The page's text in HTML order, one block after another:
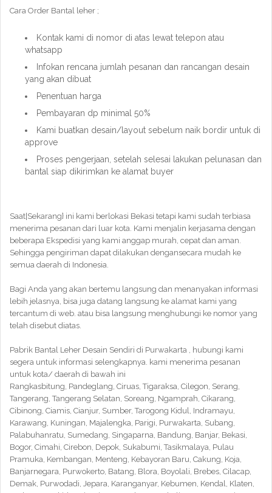
Cara Order Bantal leher ;
Kontak kami di nomor di atas lewat telepon atau
whatsapp
Infokan rencana jumlah pesanan dan rancangan desain
yang akan dibuat
Penentuan harga
Pembayaran dp minimal 50%
Kami buatkan desain/layout sebelum naik bordir untuk di
approve
Proses pengerjaan, setelah selesai lakukan pelunasan dan
bantal siap dikirimkan ke alamat buyer
Saat|Sekarang} ini kami berlokasi Bekasi tetapi kami sudah terbiasa
menerima pesanan dari luar kota. Kami menjalin kerjasama dengan
beberapa Ekspedisi yang kami anggap murah, cepat dan aman.
Sehingga pengiriman dapat dilakukan dengansecara mudah ke
semua daerah di Indonesia.
Bagi Anda yang akan bertemu langsung dan menanyakan informasi
lebih jelasnya, bisa juga datang langsung ke alamat kami yang
tercantum di web. atau bisa langsung menghubungi ke nomor yang
telah disebut diatas.
Pabrik Bantal Leher Desain Sendiri di Purwakarta , hubungi kami
segera untuk informasi selengkapnya. kami menerima pesanan
untuk kota/ daerah di bawah ini
Rangkasbitung, Pandeglang, Ciruas, Tigaraksa, Cilegon, Serang,
Tangerang, Tangerang Selatan, Soreang, Ngamprah, Cikarang,
Cibinong, Ciamis, Cianjur, Sumber, Tarogong Kidul, Indramayu,
Karawang, Kuningan, Majalengka, Parigi, Purwakarta, Subang,
Palabuhanratu, Sumedang, Singaparna, Bandung, Banjar, Bekasi,
Bogor, Cimahi, Cirebon, Depok, Sukabumi, Tasikmalaya, Pulau
Pramuka, Kembangan, Menteng, Kebayoran Baru, Cakung, Koja,
Banjarnegara, Purwokerto, Batang, Blora, Boyolali, Brebes, Cilacap,
Demak, Purwodadi, Jepara, Karanganyar, Kebumen, Kendal, Klaten,